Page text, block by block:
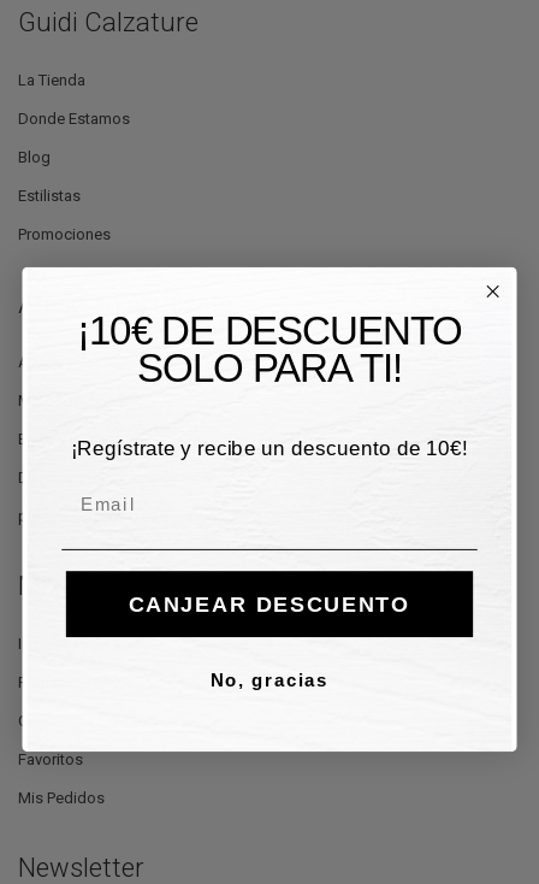
Guidi Calzature
La Tienda
Donde Estamos
Blog
Estilistas
Promociones
Atención al Cliente
Ayuda y Contactos
Métodos de pago
Envío y Entrega
Devoluciónes y reembolsos
política de privacidad
Mi Cuenta
Iniciar Sesión
Regístrate Ahora
Cesta
Favoritos
Mis Pedidos
Newsletter
¡10€ DE DESCUENTO
SOLO PARA TI!
¡Regístrate y recibe un descuento de 10€!
CANJEAR DESCUENTO
No, gracias